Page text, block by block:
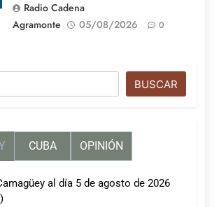
Radio Cadena
Agramonte
05/08/2026 0
BUSCAR
CUBA OPINIÓN
al día 5 de agosto de 2026